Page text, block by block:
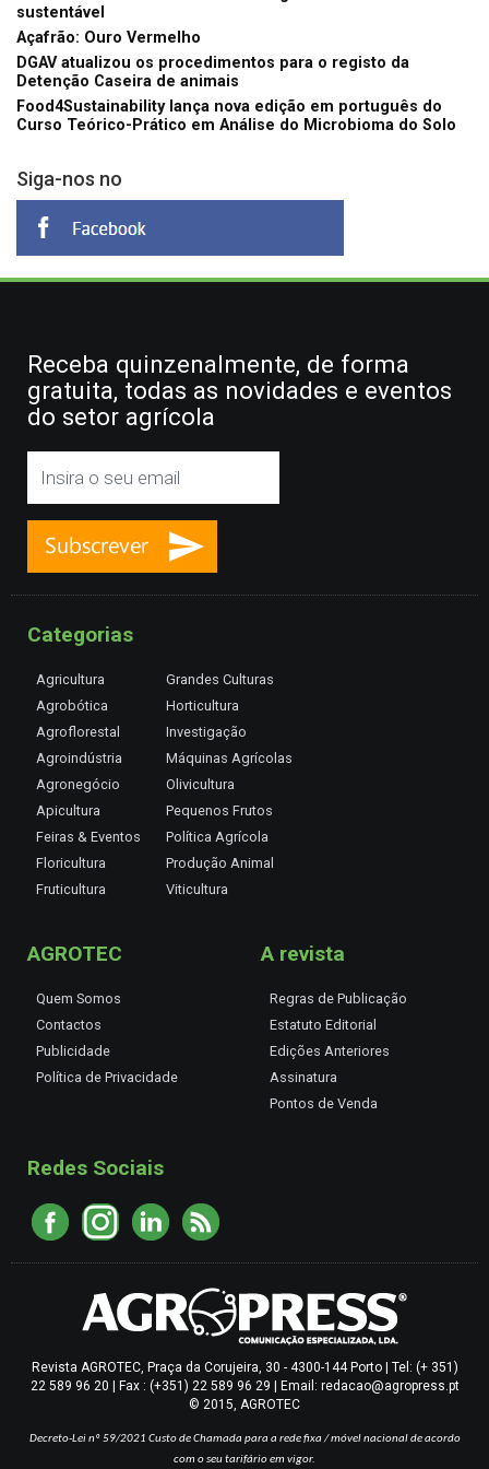
sustentável
Açafrão: Ouro Vermelho
DGAV atualizou os procedimentos para o registo da
Detenção Caseira de animais
Food4Sustainability lança nova edição em português do
Curso Teórico-Prático em Análise do Microbioma do Solo
Siga-nos no
Receba quinzenalmente, de forma
gratuita, todas as novidades e eventos
do setor agrícola
Categorias
Agricultura
Agrobótica
Agroflorestal
Agroindústria
Agronegócio
Apicultura
Feiras & Eventos
Floricultura
Fruticultura
Grandes Culturas
Horticultura
Investigação
Máquinas Agrícolas
Olivicultura
Pequenos Frutos
Política Agrícola
Produção Animal
Viticultura
AGROTEC
Quem Somos
Contactos
Publicidade
Política de Privacidade
A revista
Regras de Publicação
Estatuto Editorial
Edições Anteriores
Assinatura
Pontos de Venda
Redes Sociais
Revista AGROTEC, Praça da Corujeira, 30 - 4300-144 Porto | Tel: (+ 351)
22 589 96 20 | Fax : (+351) 22 589 96 29 | Email: redacao@agropress.pt
© 2015, AGROTEC
Decreto-Lei nº 59/2021 Custo de Chamada para a rede fixa / móvel nacional de acordo
com o seu tarifário em vigor.